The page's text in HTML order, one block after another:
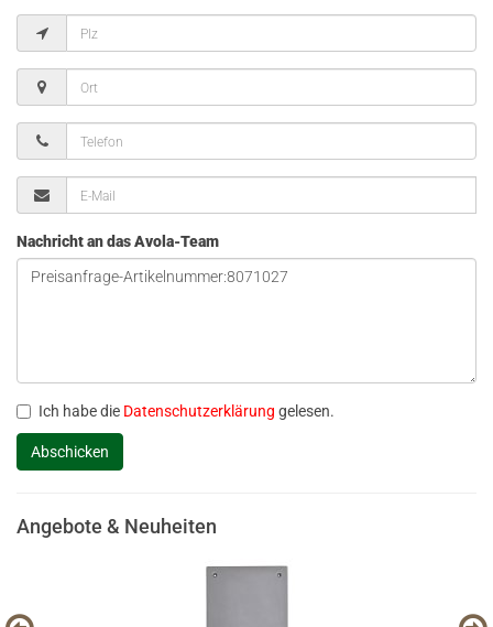
Nachricht an das Avola-Team
Ich habe die Datenschutzerklärung gelesen.
Angebote & Neuheiten